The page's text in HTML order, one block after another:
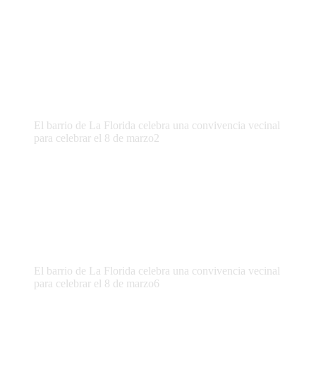
El barrio de La Florida celebra una convivencia vecinal
para celebrar el 8 de marzo2
El barrio de La Florida celebra una convivencia vecinal
para celebrar el 8 de marzo6